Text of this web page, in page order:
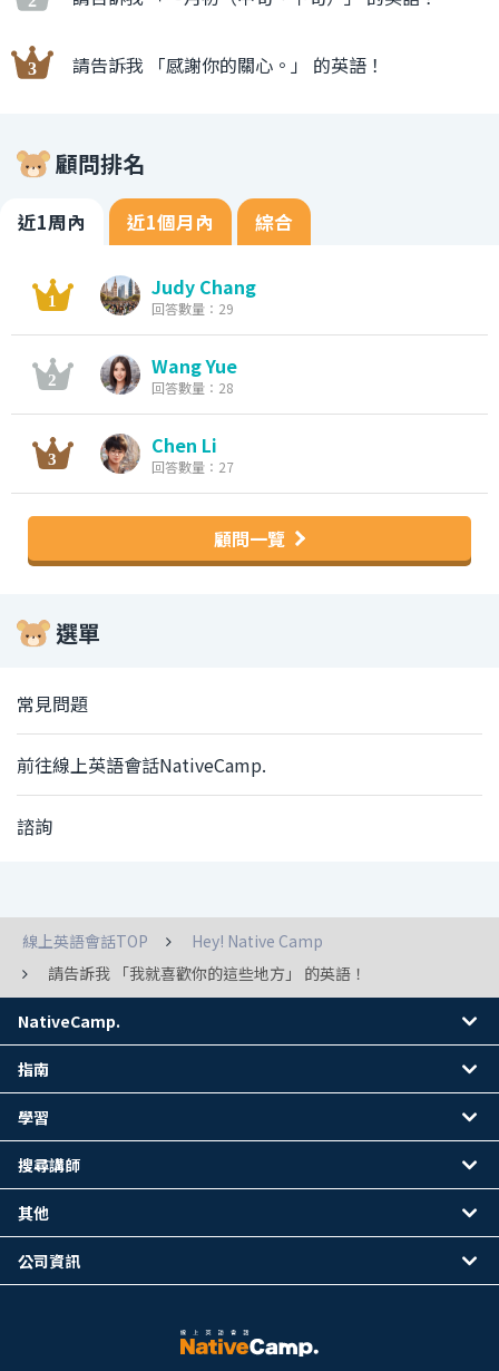
請告訴我 「感謝你的關心。」 的英語！
顧問排名
近1周內 近1個月內 綜合
Judy Chang
回答數量：29
Wang Yue
回答數量：28
Chen Li
回答數量：27
顧問一覽
選單
常見問題
前往線上英語會話NativeCamp.
諮詢
線上英語會話TOP
Hey! Native Camp
請告訴我 「我就喜歡你的這些地方」 的英語！
NativeCamp.
指南
學習
搜尋講師
其他
公司資訊